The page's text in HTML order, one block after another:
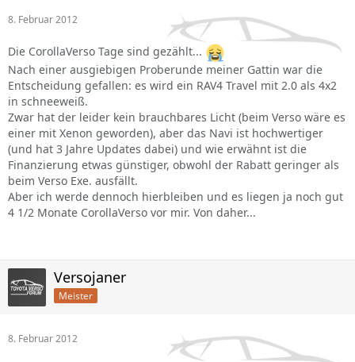
8. Februar 2012
Die CorollaVerso Tage sind gezählt...
Nach einer ausgiebigen Proberunde meiner Gattin war die
Entscheidung gefallen: es wird ein RAV4 Travel mit 2.0 als 4x2
in schneeweiß.
Zwar hat der leider kein brauchbares Licht (beim Verso wäre es
einer mit Xenon geworden), aber das Navi ist hochwertiger
(und hat 3 Jahre Updates dabei) und wie erwähnt ist die
Finanzierung etwas günstiger, obwohl der Rabatt geringer als
beim Verso Exe. ausfällt.
Aber ich werde dennoch hierbleiben und es liegen ja noch gut
4 1/2 Monate CorollaVerso vor mir. Von daher...
Versojaner
Meister
8. Februar 2012